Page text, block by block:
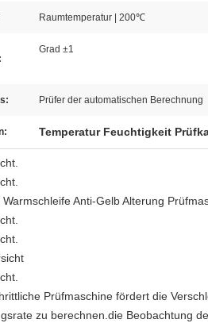
Raumtemperatur | 200℃
Grad ±1
Prüfer der automatischen Berechnung
Temperatur Feuchtigkeit
Anti-Gelb Alterung
Prüfmaschine fördert die
zu berechnen.die Beobachtung